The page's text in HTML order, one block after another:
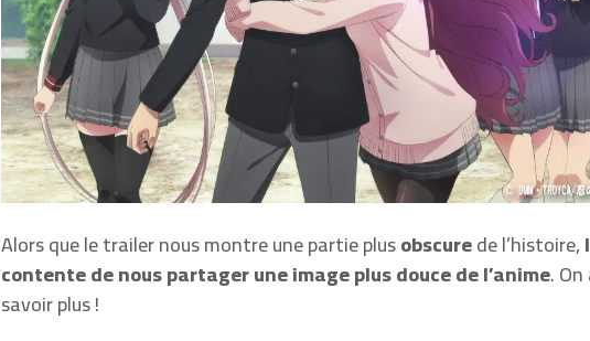
Alors que le trailer nous montre une partie plusobscurede l’histoire,
contente de nous partager une image plus douce de l’anime.
savoir plus !